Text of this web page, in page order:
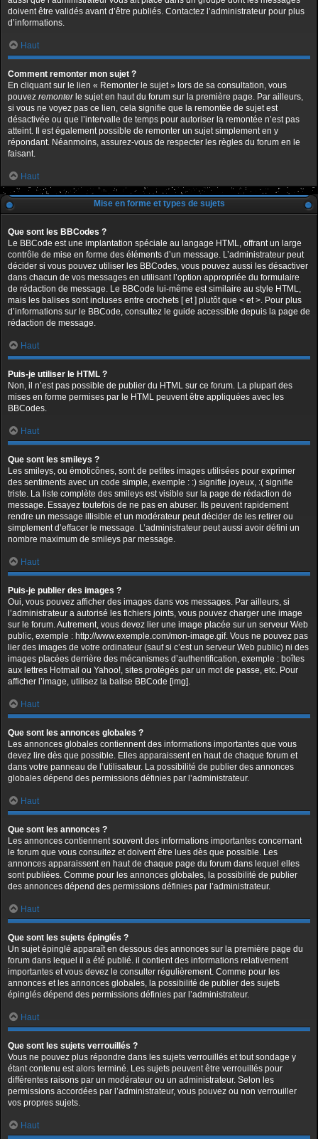
doivent être validés avant d’être publiés. Contactez l’administrateur pour plus
d’informations.
Haut
Comment remonter mon sujet ?
En cliquant sur le lien « Remonter le sujet » lors de sa consultation, vous
pouvez remonterle sujet en haut du forum sur la première page. Par ailleurs,
si vous ne voyez pas ce lien, cela signifie que la remontée de sujet est
désactivée ou que l’intervalle de temps pour autoriser la remontée n’est pas
atteint. Il est également possible de remonter un sujet simplement en y
répondant. Néanmoins, assurez-vous de respecter les règles du forum en le
faisant.
Haut
Mise en forme et types de sujets
Que sont les BBCodes ?
Le BBCode est une implantation spéciale au langage HTML, offrant un large
contrôle de mise en forme des éléments d’un message. L’administrateur peut
décider si vous pouvez utiliser les BBCodes, vous pouvez aussi les désactiver
dans chacun de vos messages en utilisant l’option appropriée du formulaire
de rédaction de message. Le BBCode lui-même est similaire au style HTML,
mais les balises sont incluses entre crochets [ et ] plutôt que < et >. Pour plus
d’informations sur le BBCode, consultez le guide accessible depuis la page de
rédaction de message.
Haut
Puis-je utiliser le HTML ?
Non, il n’est pas possible de publier du HTML sur ce forum. La plupart des
mises en forme permises par le HTML peuvent être appliquées avec les
BBCodes.
Haut
Que sont les smileys ?
Les smileys, ou émoticônes, sont de petites images utilisées pour exprimer
des sentiments avec un code simple, exemple : :) signifie joyeux, :( signifie
triste. La liste complète des smileys est visible sur la page de rédaction de
message. Essayez toutefois de ne pas en abuser. Ils peuvent rapidement
rendre un message illisible et un modérateur peut décider de les retirer ou
simplement d’effacer le message. L’administrateur peut aussi avoir défini un
nombre maximum de smileys par message.
Haut
Puis-je publier des images ?
Oui, vous pouvez afficher des images dans vos messages. Par ailleurs, si
l’administrateur a autorisé les fichiers joints, vous pouvez charger une image
sur le forum. Autrement, vous devez lier une image placée sur un serveur Web
public, exemple : http://www.exemple.com/mon-image.gif. Vous ne pouvez pas
lier des images de votre ordinateur (sauf si c’est un serveur Web public) ni des
images placées derrière des mécanismes d’authentification, exemple : boîtes
aux lettres Hotmail ou Yahoo!, sites protégés par un mot de passe, etc. Pour
afficher l’image, utilisez la balise BBCode [img].
Haut
Que sont les annonces globales ?
Les annonces globales contiennent des informations importantes que vous
devez lire dès que possible. Elles apparaissent en haut de chaque forum et
dans votre panneau de l’utilisateur. La possibilité de publier des annonces
globales dépend des permissions définies par l’administrateur.
Haut
Que sont les annonces ?
Les annonces contiennent souvent des informations importantes concernant
le forum que vous consultez et doivent être lues dès que possible. Les
annonces apparaissent en haut de chaque page du forum dans lequel elles
sont publiées. Comme pour les annonces globales, la possibilité de publier
des annonces dépend des permissions définies par l’administrateur.
Haut
Que sont les sujets épinglés ?
Un sujet épinglé apparaît en dessous des annonces sur la première page du
forum dans lequel il a été publié. il contient des informations relativement
importantes et vous devez le consulter régulièrement. Comme pour les
annonces et les annonces globales, la possibilité de publier des sujets
épinglés dépend des permissions définies par l’administrateur.
Haut
Que sont les sujets verrouillés ?
Vous ne pouvez plus répondre dans les sujets verrouillés et tout sondage y
étant contenu est alors terminé. Les sujets peuvent être verrouillés pour
différentes raisons par un modérateur ou un administrateur. Selon les
permissions accordées par l’administrateur, vous pouvez ou non verrouiller
vos propres sujets.
Haut